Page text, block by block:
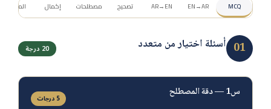
MCQ
EN→AR
AR→EN تصحيح مصطلحات إكمال المعجم
01 أسئلة اختيار من متعدد 20 درجة
س1 — دقة المصطلح 5 درجات